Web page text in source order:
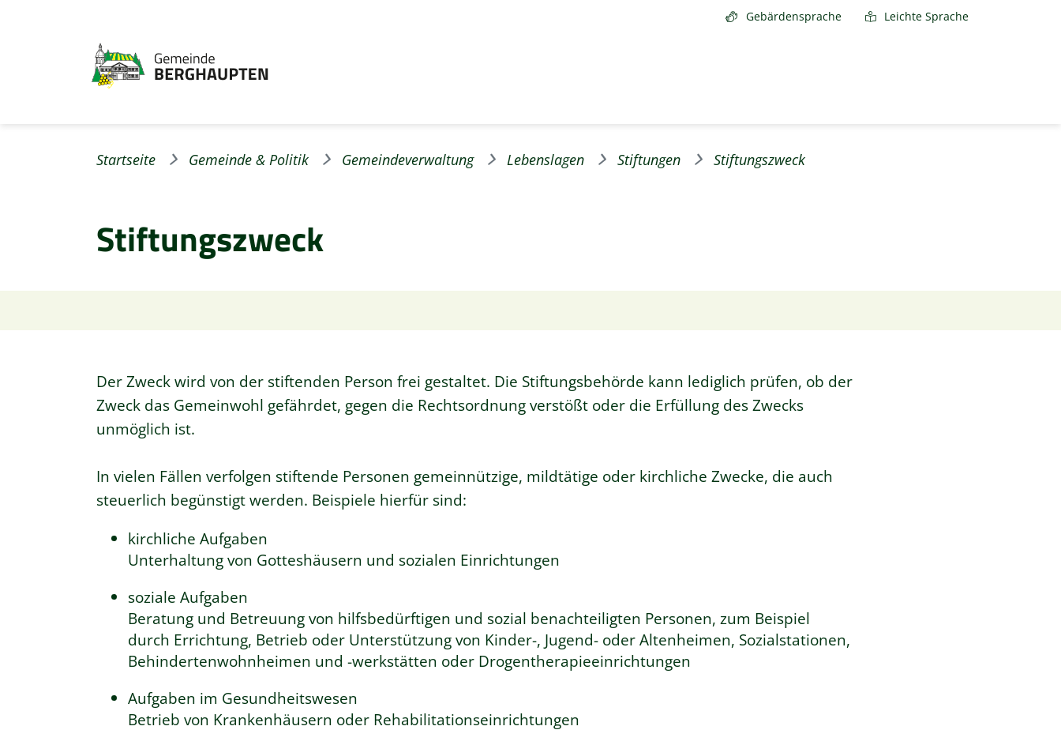
Gebärdensprache Leichte Sprache
Startseite Gemeinde & Politik Gemeindeverwaltung Lebenslagen Stiftungen Stiftungszweck
Stiftungszweck
Der Zweck wird von der stiftenden Person frei gestaltet. Die Stiftungsbehörde kann lediglich prüfen, ob der
Zweck das Gemeinwohl gefährdet, gegen die Rechtsordnung verstößt oder die Erfüllung des Zwecks
unmöglich ist.
In vielen Fällen verfolgen stiftende Personen gemeinnützige, mildtätige oder kirchliche Zwecke, die auch
steuerlich begünstigt werden. Beispiele hierfür sind:
kirchliche Aufgaben
Unterhaltung von Gotteshäusern und sozialen Einrichtungen
soziale Aufgaben
Beratung und Betreuung von hilfsbedürftigen und sozial benachteiligten Personen, zum Beispiel
durch Errichtung, Betrieb oder Unterstützung von Kinder-, Jugend- oder Altenheimen, Sozialstationen,
Behindertenwohnheimen und -werkstätten oder Drogentherapieeinrichtungen
Aufgaben im Gesundheitswesen
Betrieb von Krankenhäusern oder Rehabilitationseinrichtungen